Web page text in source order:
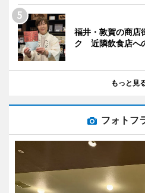
福井・敦賀の商店
ク 近隣飲食店へ
もっと見
フォトフ